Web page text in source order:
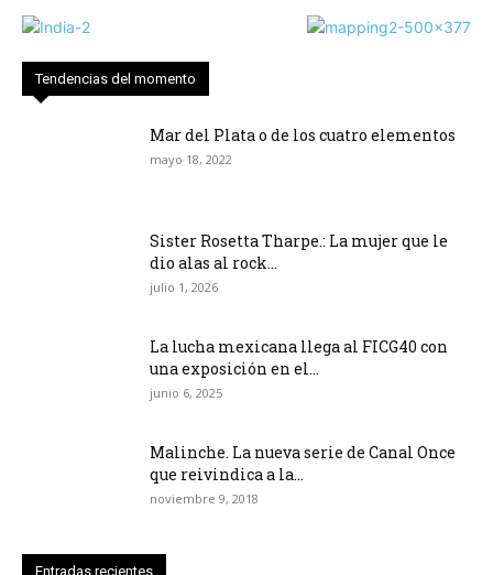
Tendencias del momento
Mar del Plata o de los cuatro elementos
mayo 18, 2022
Sister Rosetta Tharpe.: La mujer que le
dio alas al rock...
julio 1, 2026
La lucha mexicana llega al FICG40 con
una exposición en el...
junio 6, 2025
Malinche. La nueva serie de Canal Once
que reivindica a la...
noviembre 9, 2018
Entradas recientes